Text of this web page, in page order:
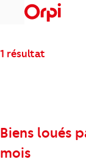
menu
1 résultat
Biens loués
mois